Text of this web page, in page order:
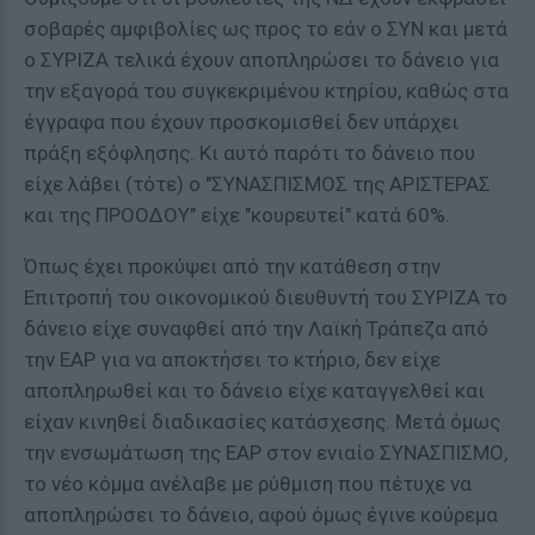
σοβαρές αμφιβολίες ως προς το εάν ο ΣΥΝ και μετά
ο ΣΥΡΙΖΑ τελικά έχουν αποπληρώσει το δάνειο για
την εξαγορά του συγκεκριμένου κτηρίου, καθώς στα
έγγραφα που έχουν προσκομισθεί δεν υπάρχει
πράξη εξόφλησης. Κι αυτό παρότι το δάνειο που
είχε λάβει (τότε) ο "ΣΥΝΑΣΠΙΣΜΟΣ της ΑΡΙΣΤΕΡΑΣ
και της ΠΡΟΟΔΟΥ" είχε "κουρευτεί" κατά 60%.
Όπως έχει προκύψει από την κατάθεση στην
Επιτροπή του οικονομικού διευθυντή του ΣΥΡΙΖΑ το
δάνειο είχε συναφθεί από την Λαϊκή Τράπεζα από
την ΕΑΡ για να αποκτήσει το κτήριο, δεν είχε
αποπληρωθεί και το δάνειο είχε καταγγελθεί και
είχαν κινηθεί διαδικασίες κατάσχεσης. Μετά όμως
την ενσωμάτωση της ΕΑΡ στον ενιαίο ΣΥΝΑΣΠΙΣΜΟ,
το νέο κόμμα ανέλαβε με ρύθμιση που πέτυχε να
αποπληρώσει το δάνειο, αφού όμως έγινε κούρεμα